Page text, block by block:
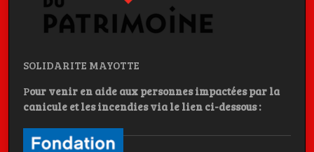
SOLIDARITE MAYOTTE
Pour venir en aide aux personnes impactées par la
canicule et les incendies via le lien ci-dessous :